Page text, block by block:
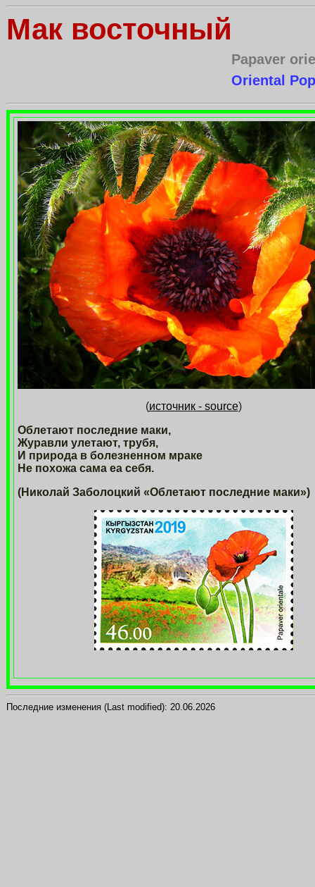
Мак восточный
Papaver
Oriental
(источник - source)
Облетают последние маки,
Журавли улетают, трубя,
И природа в болезненном мраке
Не похожа сама еа себя.
(Николай Заболоцкий «Облетают последние маки»)
Последние изменения (Last modified): 20.06.2026